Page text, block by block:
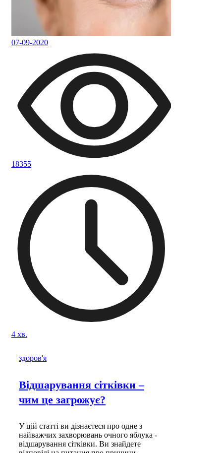
07-09-2020
18355
4 хв.
здоров'я
Відшарування сітківки –
чим це загрожує?
У цій статті ви дізнаєтеся про одне з
найважчих захворювань очного яблука -
відшарування сітківки. Ви знайдете